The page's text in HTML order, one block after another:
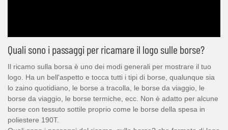
Quali sono i passaggi per ricamare il logo sulle borse?
Il ricamo sulla borsa è uno dei modi generali per mostrare il tuo
logo. Ha un bell'aspetto e tocca tutti i tipi di borse, qualunque sia
lo zaino quotidiano, le borse a tracolla, le borse da viaggio, le
borse da viaggio, le borse termiche, ecc. Non è adatto per alcune
borse con tessuto sottile proprio come le borse della spesa in
poliestere 190T.